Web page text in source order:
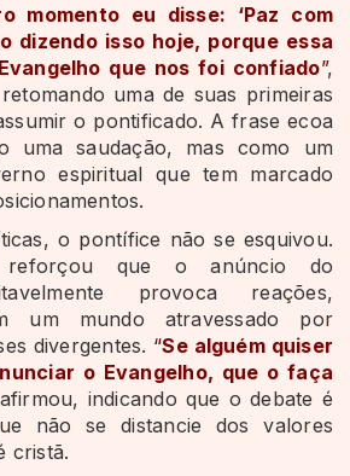
momento eu disse: ‘Paz com
dizendo isso hoje, porque essa
que nos foi confiado”,
uma de suas primeiras
o pontificado. A frase ecoa
uma saudação, mas como um
espiritual que tem marcado
o pontífice não se esquivou.
reforçou que o anúncio do
provoca reações,
um mundo atravessado por
divergentes. “Se alguém quiser
o Evangelho, que o faça
afirmou, indicando que o debate é
não se distancie dos valores
cristã.